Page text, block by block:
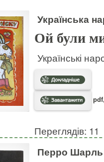
Українська
Ой були
Українські
Переглядів: 11
Перро Шарль